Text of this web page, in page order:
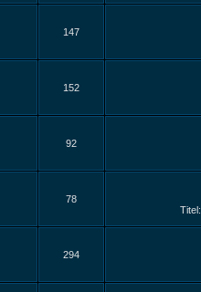
147
152
92
78
Titel:
294